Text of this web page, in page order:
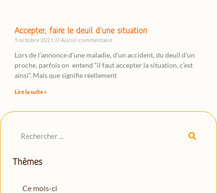
Accepter, faire le deuil d’une situation
5 octobre 2021 Aucun commentaire
Lors de l’annonce d’une maladie, d’un accident, du deuil d’un
proche, parfois on entend “il faut accepter la situation, c’est
ainsi”. Mais que signifie réellement
Lire la suite »
Thèmes
Ce mois-ci